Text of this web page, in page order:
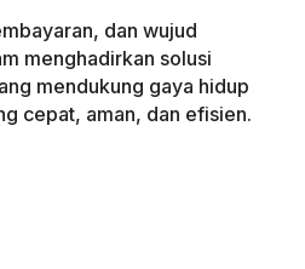
dan wujud
menghadirkan solusi
mendukung gaya hidup
cepat, aman, dan efisien.